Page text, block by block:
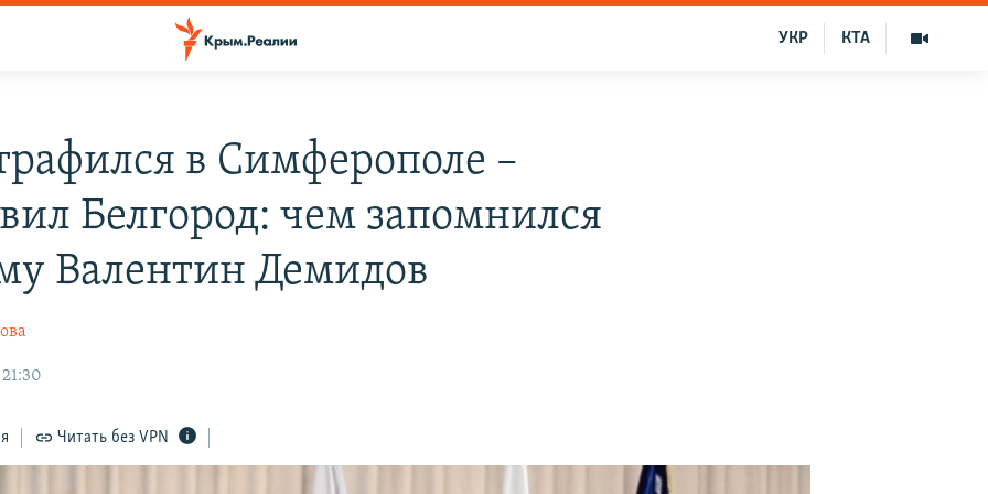
КТА
УКР
в Симферополе –
Белгород: чем запомнился
Валентин Демидов
Читать без VPN